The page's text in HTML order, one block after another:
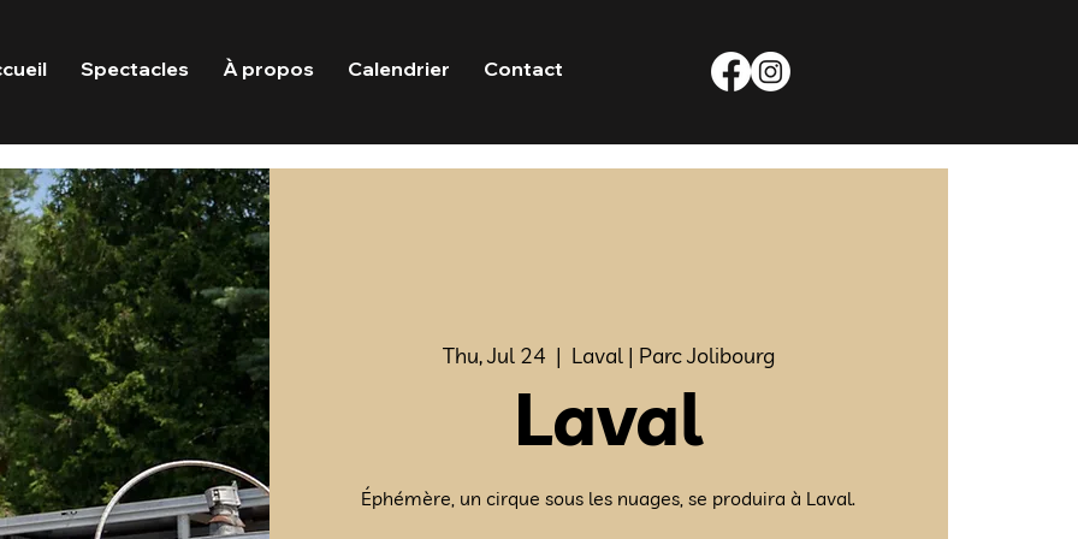
Spectacles À propos Calendrier Contact
Thu, Jul 24
  |
Laval | Parc Jolibourg
Laval
Éphémère, un cirque sous les nuages, se produira à Laval.